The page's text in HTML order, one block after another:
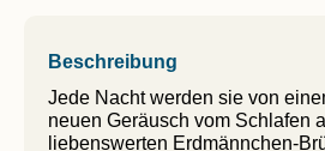
Beschreibung
Jede Nacht werden sie von
neuen Geräusch vom Schlafen
liebenswerten Erdmännchen-